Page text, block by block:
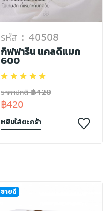
รหัส : 40508
กิฟฟารีน แคลดีแมก
600
ราคาปกติ ฿420
฿420
หยิบใส่ตะกร้า
ขายดี